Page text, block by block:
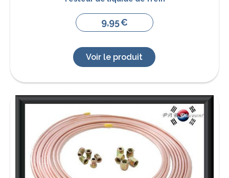
9,95€
Voir le produit